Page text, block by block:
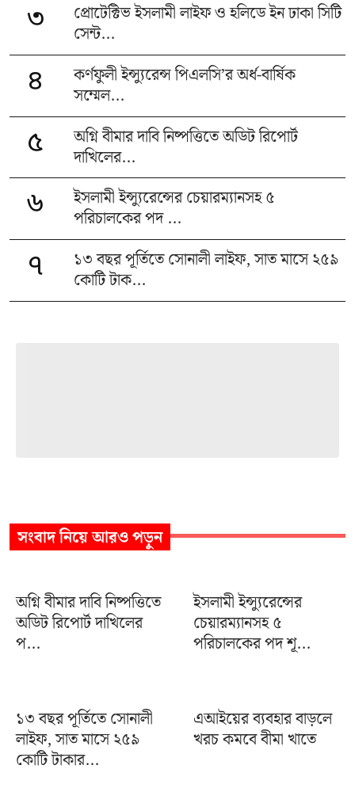
৩
প্রোটেক্টিভ ইসলামী লাইফ ও হলিডে ইন ঢাকা সিটি
সেন্ট...
৪
কর্ণফুলী ইন্স্যুরেন্স পিএলসি’র অর্ধ-বার্ষিক
সম্মেল...
৫
অগ্নি বীমার দাবি নিষ্পত্তিতে অডিট রিপোর্ট
দাখিলের...
৬
ইসলামী ইন্স্যুরেন্সের চেয়ারম্যানসহ ৫
পরিচালকের পদ ...
৭
১৩ বছর পূর্তিতে সোনালী লাইফ, সাত মাসে ২৫৯
কোটি টাক...
সংবাদনিয়ে আরও পড়ুন
অগ্নি বীমার দাবি নিষ্পত্তিতে
অডিট রিপোর্ট দাখিলের
প...
ইসলামী ইন্স্যুরেন্সের
চেয়ারম্যানসহ ৫
পরিচালকের পদ শূ...
১৩ বছর পূর্তিতে সোনালী
লাইফ, সাত মাসে ২৫৯
কোটি টাকার...
এআইয়ের ব্যবহার বাড়লে
খরচ কমবে বীমা খাতে